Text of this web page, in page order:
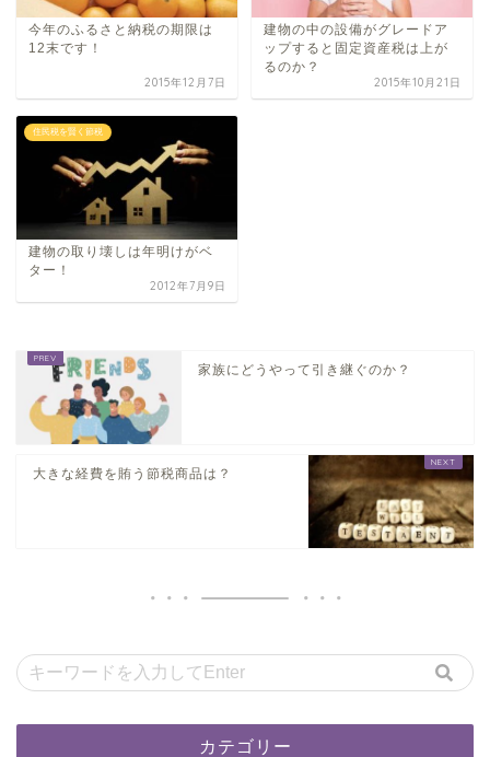
今年のふるさと納税の期限は
12末です！
2015年12月7日
建物の中の設備がグレードア
ップすると固定資産税は上が
るのか？
2015年10月21日
住民税を賢く節税
建物の取​り壊しは年明けがベ
タ​ー！
2012年7月9日
家族にどうやって引き継ぐのか？
大きな経費を賄う節税商品は？
カテゴリー